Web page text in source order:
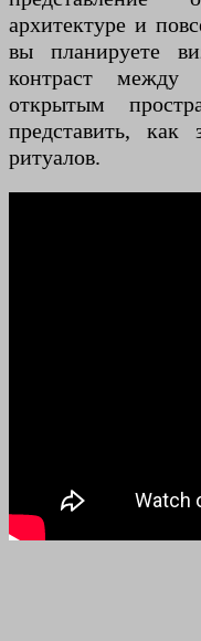
архитектуре и
вы планируете
контраст между
открытым
представить, как
ритуалов.